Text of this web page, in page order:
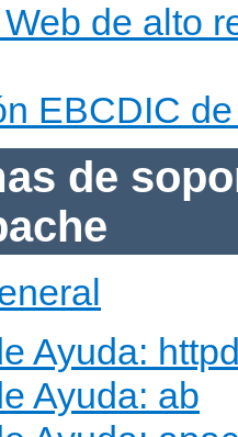
de alto
EBCDIC
de
Ayuda:
Ayuda: ab